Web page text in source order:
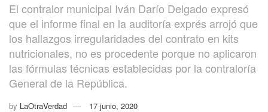
El contralor municipal Iván Darío Delgado expresó
que el informe final en la auditoría exprés arrojó que
los hallazgos irregularidades del contrato en kits
nutricionales, no es procedente porque no aplicaron
las fórmulas técnicas establecidas por la contraloría
General de la República.
by LaOtraVerdad 17 junio, 2020